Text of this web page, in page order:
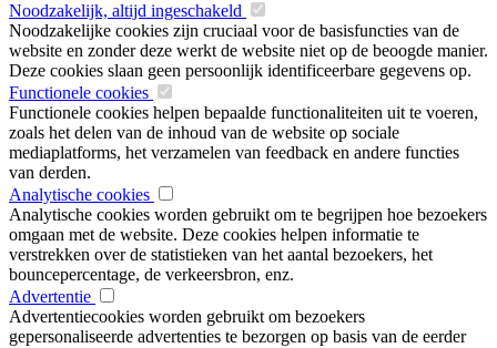
Noodzakelijk, altijd ingeschakeld
Noodzakelijke cookies zijn cruciaal voor de basisfuncties van de
website en zonder deze werkt de website niet op de beoogde manier.
Deze cookies slaan geen persoonlijk identificeerbare gegevens op.
Functionele cookies
Functionele cookies helpen bepaalde functionaliteiten uit te voeren,
zoals het delen van de inhoud van de website op sociale
mediaplatforms, het verzamelen van feedback en andere functies
van derden.
Analytische cookies
Analytische cookies worden gebruikt om te begrijpen hoe bezoekers
omgaan met de website. Deze cookies helpen informatie te
verstrekken over de statistieken van het aantal bezoekers, het
bouncepercentage, de verkeersbron, enz.
Advertentie
Advertentiecookies worden gebruikt om bezoekers
gepersonaliseerde advertenties te bezorgen op basis van de eerder